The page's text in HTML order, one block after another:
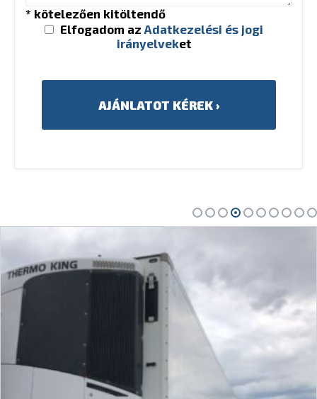
* kötelezően kitöltendő
Elfogadom az Adatkezelési és jogi
irányelveket